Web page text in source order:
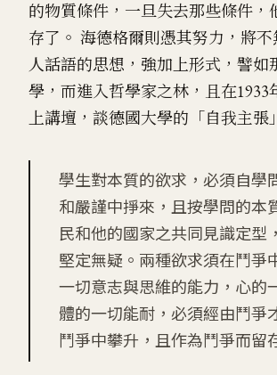
的物質條件，一旦失去那些條件，
存了。 海德格爾則憑其努力，將
人話語的思想，強加上形式，譬如
學，而進入哲學家之林，且在1933
上講壇，談德國大學的「自我主張
學生對本質的欲求，必須自學
和嚴謹中掙來，且按學問的本
民和他的國家之共同見識定型
堅定無疑。兩種欲求須在鬥爭
一切意志與思維的能力，心的
體的一切能耐，必須經由鬥爭
鬥爭中攀升，且作為鬥爭而留